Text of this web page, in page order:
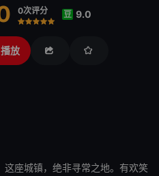
0次评分
行
推荐力荐
豆 9.0
播放
这座城镇，绝非寻常之地。有欢笑